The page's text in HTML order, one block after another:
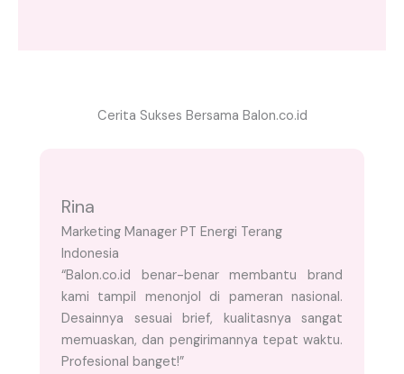
Cerita Sukses Bersama Balon.co.id
Rina
Marketing Manager PT Energi Terang
Indonesia
“Balon.co.id benar-benar membantu brand
kami tampil menonjol di pameran nasional.
Desainnya sesuai brief, kualitasnya sangat
memuaskan, dan pengirimannya tepat waktu.
Profesional banget!”